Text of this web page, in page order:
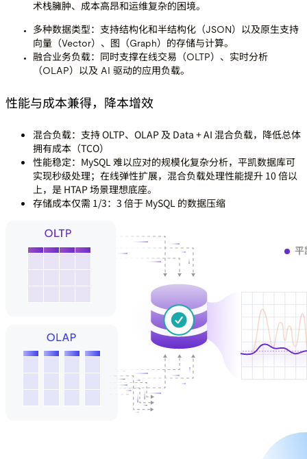
术栈臃肿、成本高昂和运维复杂的困境。
多种数据类型： 支持结构化和半结构化（JSON）以及原生支持
向量（Vector）、图（Graph）的存储与计算。
融合业务负载：
同时支撑在线交易（OLTP）、实时分析
（OLAP）以及 AI 驱动的应用负载。
性能与成本兼得，降本增效
混合负载： 支持 OLTP、OLAP 及 Data + AI 混合负载，降低总体
拥有成本（TCO）
性能稳定： MySQL 难以应对的规模化复杂分析，平凯数据库可
实现秒级处理；在线弹性扩展，混合负载处理性能提升 10 倍以
上，是 HTAP 场景理想底座。
存储成本仅需 1/3： 3 倍于 MySQL 的数据压缩